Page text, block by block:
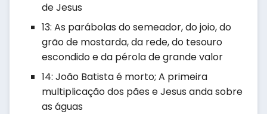
de Jesus
13: As parábolas do semeador, do joio, do
grão de mostarda, da rede, do tesouro
escondido e da pérola de grande valor
14: João Batista é morto; A primeira
multiplicação dos pães e Jesus anda sobre
as águas